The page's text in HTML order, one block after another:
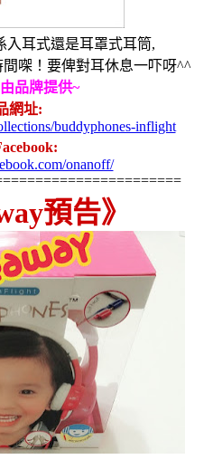
入耳式還是耳罩式耳筒,
㗎！要俾對耳休息一吓呀^^
品牌提供~
網址:
buddyphones-inflight
onanoff/
預告》